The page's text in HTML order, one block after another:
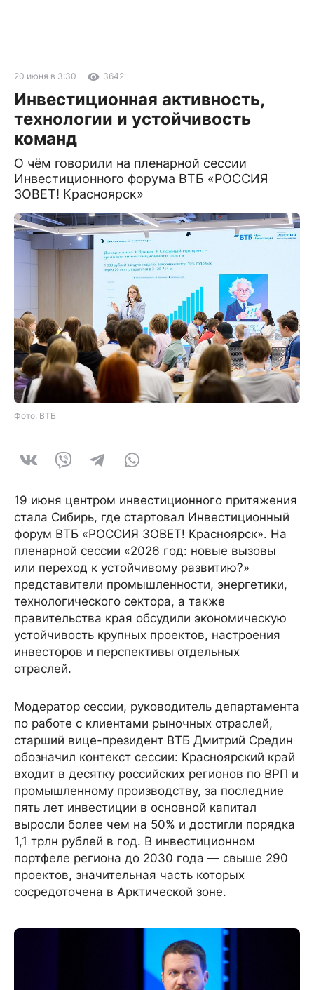
20 июня в 3:30 3642
Инвестиционная активность,
технологии и устойчивость
команд
О чём говорили на пленарной сессии
Инвестиционного форума ВТБ «РОССИЯ
ЗОВЕТ! Красноярск»
Фото: ВТБ
19 июня центром инвестиционного притяжения
стала Сибирь, где стартовал Инвестиционный
форум ВТБ «РОССИЯ ЗОВЕТ! Красноярск». На
пленарной сессии «2026 год: новые вызовы
или переход к устойчивому развитию?»
представители промышленности, энергетики,
технологического сектора, а также
правительства края обсудили экономическую
устойчивость крупных проектов, настроения
инвесторов и перспективы отдельных
отраслей.
Модератор сессии, руководитель департамента
по работе с клиентами рыночных отраслей,
старший вице-президент ВТБ Дмитрий Средин
обозначил контекст сессии: Красноярский край
входит в десятку российских регионов по ВРП и
промышленному производству, за последние
пять лет инвестиции в основной капитал
выросли более чем на 50% и достигли порядка
1,1 трлн рублей в год. В инвестиционном
портфеле региона до 2030 года — свыше 290
проектов, значительная часть которых
сосредоточена в Арктической зоне.